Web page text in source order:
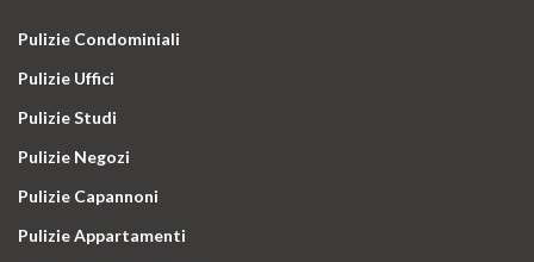
Pulizie Condominiali
Pulizie Uffici
Pulizie Studi
Pulizie Negozi
Pulizie Capannoni
Pulizie Appartamenti